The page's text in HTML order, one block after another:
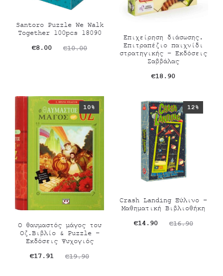
Santoro Puzzle We Walk
Together 100pcs 18090
€10.00
Original
€8.00
Η
€8.00.
Επιχείρηση διάσωσης.
Επιτραπέζιο παιχνίδι
στρατηγικής – Εκδόσεις
Σαββάλας
€18.90
10%
Ο θαυμαστός μάγος του
Οζ.Βιβλίο & Puzzle –
Εκδόσεις Ψυχογιός
€19.90
Original
€17.91
Η
12%
Crash Landing Ξύλινο –
Μαθηματική Βιβλιοθήκη
€16.90
Original
€14.90
Η